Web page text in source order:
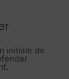
initiale de